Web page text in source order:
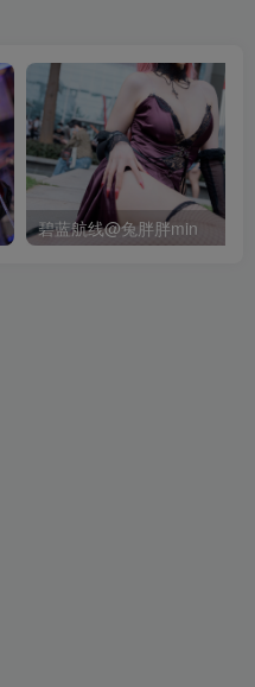
碧蓝航线@兔胖胖min